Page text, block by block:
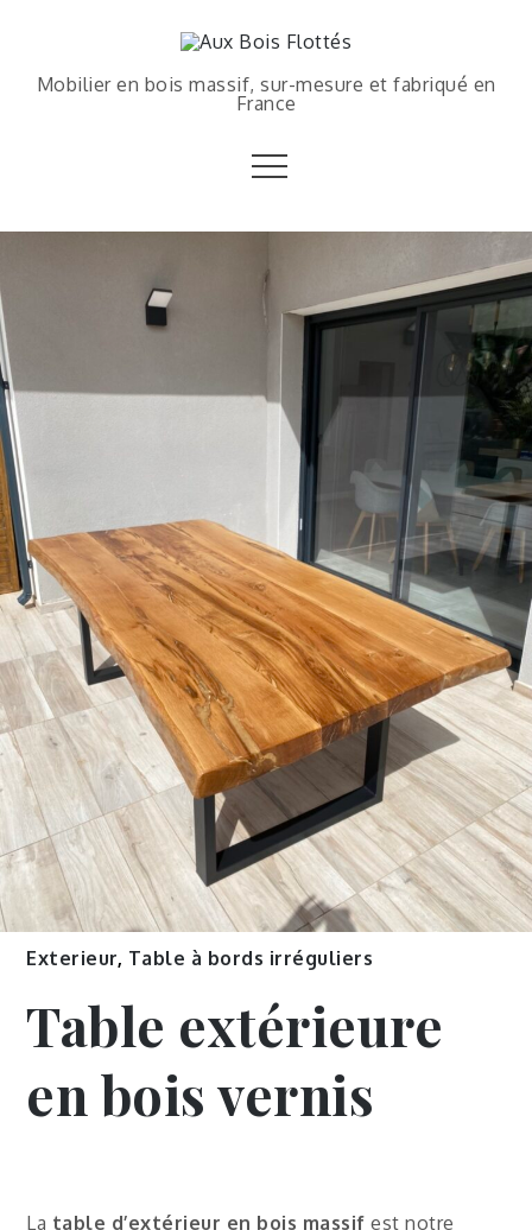
Mobilier en bois massif, sur-mesure et fabriqué en
France
Exterieur, Table à bords irréguliers
Table extérieure
en bois vernis
La table d’extérieur en bois massif est notre